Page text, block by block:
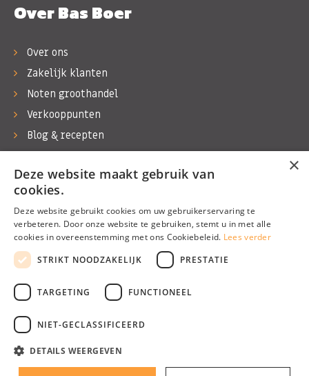
Over Bas Boer
Over ons
Zakelijk klanten
Noten groothandel
Verkooppunten
Blog & recepten
Contact
©1974 - 2026 Bas Boer Noten
×
Deze website maakt gebruik van
cookies.
Deze website gebruikt cookies om uw gebruikerservaring te
verbeteren. Door onze website te gebruiken, stemt u in met alle
cookies in overeenstemming met ons Cookiebeleid. Lees verder
STRIKT NOODZAKELIJK
PRESTATIE
TARGETING FUNCTIONEEL
NIET-GECLASSIFICEERD
DETAILS WEERGEVEN